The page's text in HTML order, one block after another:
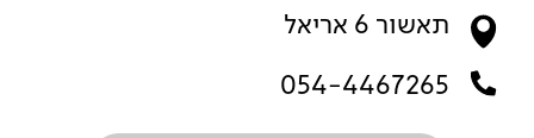
תאשור 6 אריאל
054-4467265